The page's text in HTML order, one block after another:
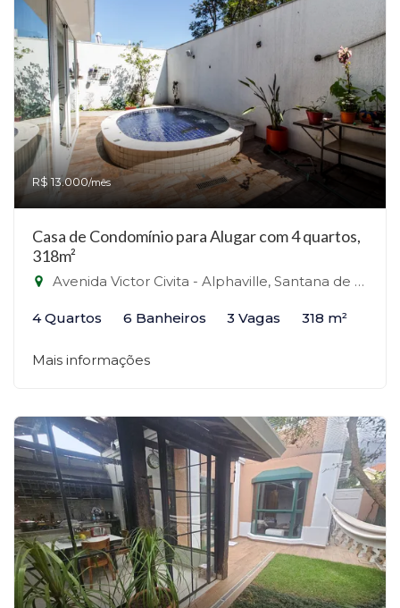
R$ 13.000/mês
Casa de Condomínio para Alugar com 4 quartos,
318m²
Avenida Victor Civita - Alphaville, Santana de Parnaíba-SP
4 Quartos 6 Banheiros 3 Vagas 318 m²
Mais informações